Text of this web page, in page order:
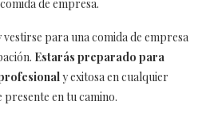
de empresa.
vestirse para una comida de empresa
Estarás preparado para
y exitosa en cualquier
en tu camino.